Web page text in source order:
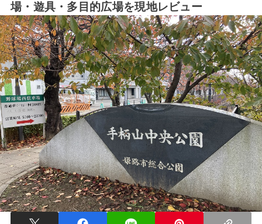
場・遊具・多目的広場を現地レビュー